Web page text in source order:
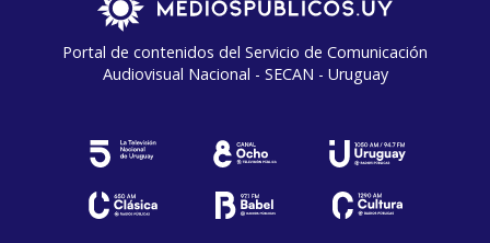
Portal de contenidos del Servicio de Comunicación
Audiovisual Nacional - SECAN - Uruguay